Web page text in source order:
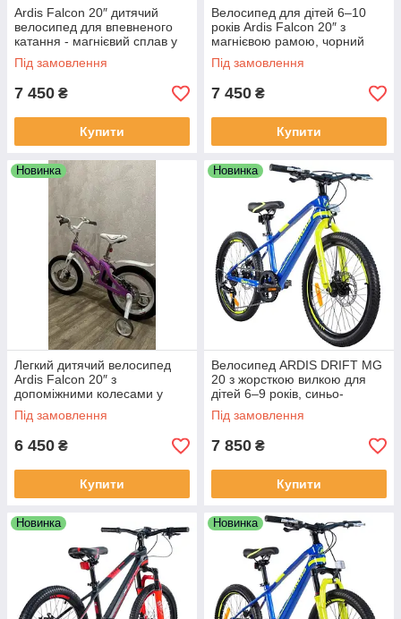
Ardis Falcon 20″ дитячий
велосипед для впевненого
катання - магнієвий сплав у
зеленому кольорі
Під замовлення
7 450 ₴
Купити
Велосипед для дітей 6–10
років Ardis Falcon 20″ з
магнієвою рамою, чорний
матовий колір
Під замовлення
7 450 ₴
Купити
Новинка
Легкий дитячий велосипед
Ardis Falcon 20″ з
допоміжними колесами у
дизайнерському виконанні
фіолетового кольору
Під замовлення
6 450 ₴
Купити
Новинка
Велосипед ARDIS DRIFT MG
20 з жорсткою вилкою для
дітей 6–9 років, синьо-
жовтого кольору
Під замовлення
7 850 ₴
Купити
Новинка Новинка